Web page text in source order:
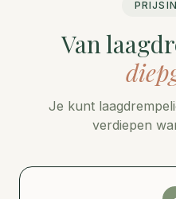
Van
Je kunt
verdiepen